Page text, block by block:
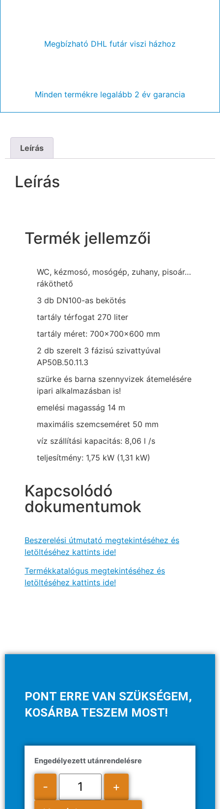
Megbízható DHL futár viszi házhoz
Minden termékre legalább 2 év garancia
Leírás
Leírás
Termék jellemzői
WC, kézmosó, mosógép, zuhany, pisoár…
ráköthető
3 db DN100-as bekötés
tartály térfogat 270 liter
tartály méret: 700x700x600 mm
2 db szerelt 3 fázisú szivattyúval
AP50B.50.11.3
szürke és barna szennyvizek átemelésére
ipari alkalmazásban is!
emelési magasság 14 m
maximális szemcseméret 50 mm
víz szállítási kapacitás: 8,06 l /s
teljesítmény: 1,75 kW (1,31 kW)
Kapcsolódó
dokumentumok
Beszerelési útmutató megtekintéséhez és
letöltéséhez kattints ide!
Termékkatalógus megtekintéséhez és
letöltéséhez kattints ide!
PONT ERRE VAN SZÜKSÉGEM,
KOSÁRBA TESZEM MOST!
Engedélyezett utánrendelésre
-
+